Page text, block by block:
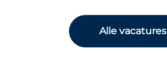
Alle vacatures